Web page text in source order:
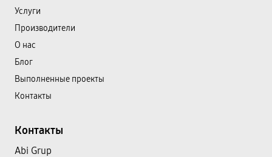
Услуги
Производители
О нас
Блог
Выполненные проекты
Контакты
Контакты
Abi Grup